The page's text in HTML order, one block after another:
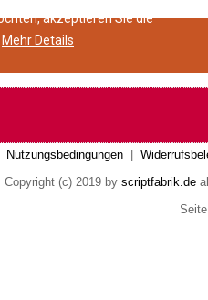
Nutzungsbedingungen|
Copyright (c) 2019 by scriptfabrik.de